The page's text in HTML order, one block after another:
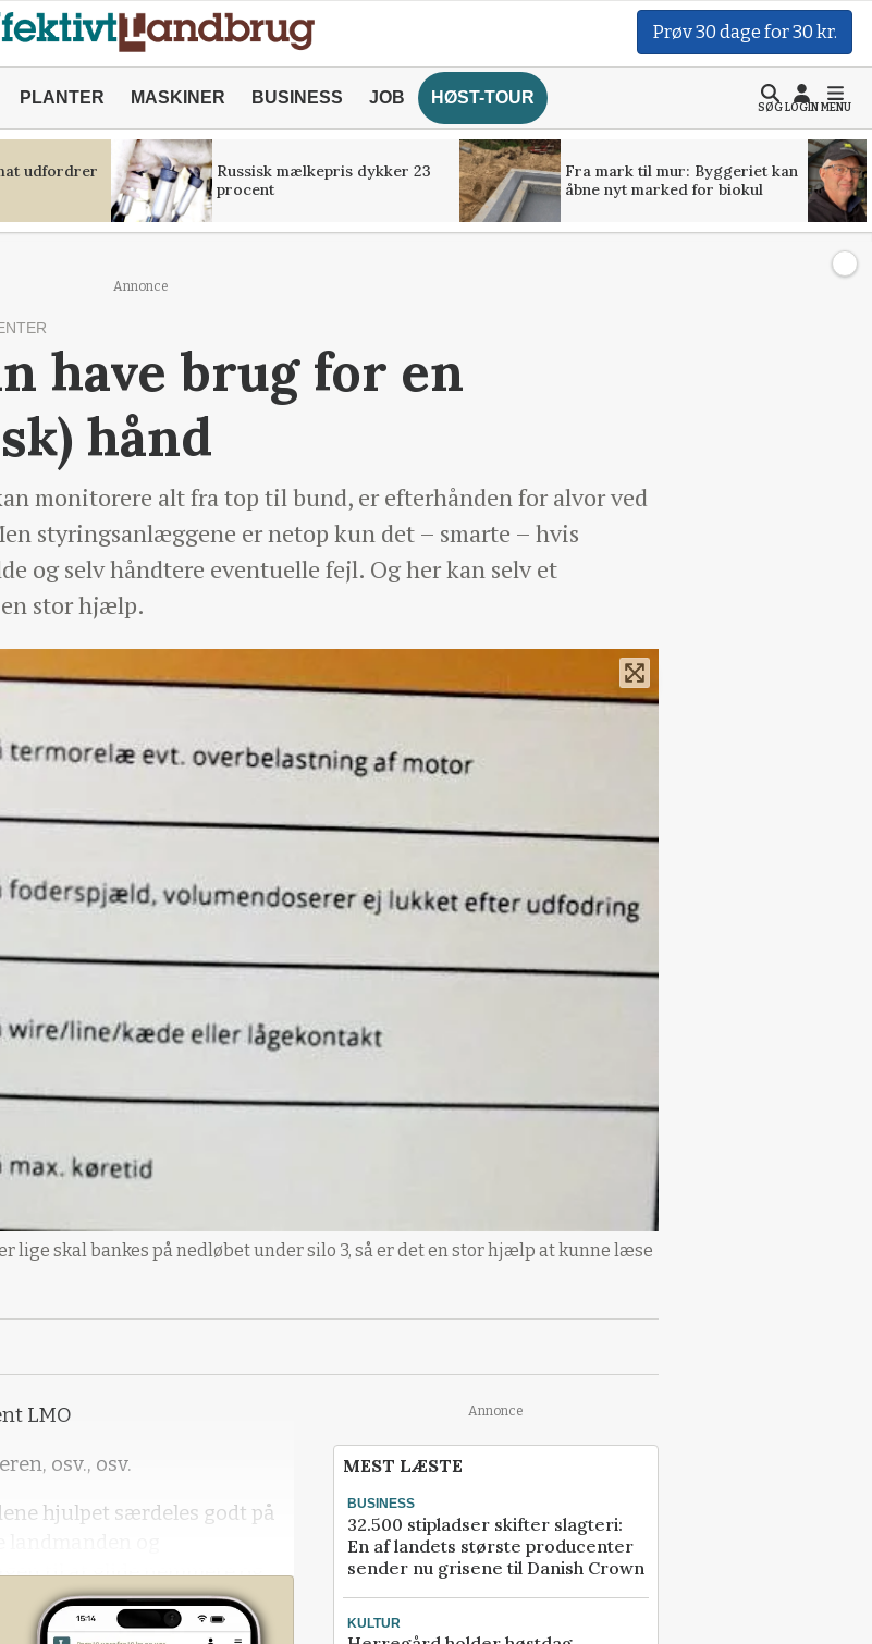
Prøv 30 dage for 30 kr.
PLANTER MASKINER BUSINESS JOB HØST-TOUR
SØGLOGINMENU
udfordrer
Russisk mælkepris dykker 23
procent
Fra mark til mur: Byggeriet kan
åbne nyt marked for biokul
Annonce
have brug for en
hånd
monitorere alt fra top til bund, er efterhånden for alvor ved
styringsanlæggene er netop kun det – smarte – hvis
og selv håndtere eventuelle fejl. Og her kan selv et
stor hjælp.
lige skal bankes på nedløbet under silo 3, så er det en stor hjælp at kunne læse
LMO
osv., osv.
hjulpet særdeles godt på
til at glide nemmere og
Annonce
MEST LÆSTE
BUSINESS
32.500 stipladser skifter slagteri:
En af landets største producenter
sender nu grisene til Danish Crown
KULTUR